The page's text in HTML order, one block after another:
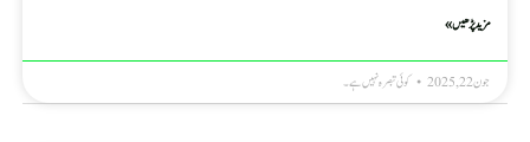
مزید پڑھیں »
جون 22, 2025 کوئی تبصرہ نہیں ہے۔